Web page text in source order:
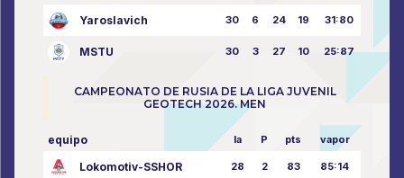
Yaroslavich 30 6 24 19 31:80
MSTU 30 3 27 10 25:87
CAMPEONATO DE RUSIA DE LA LIGA JUVENIL
GEOTECH 2026. MEN
equipo la P pts vapor
Lokomotiv-SSHOR 28 2 83 85:14